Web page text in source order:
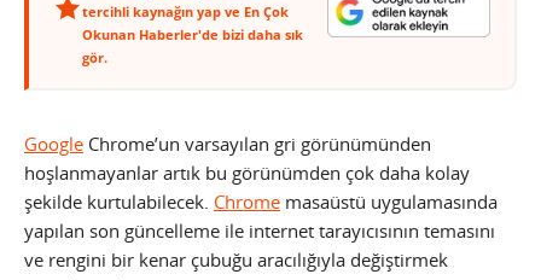
tercihli kaynağın yap ve En Çok
Okunan Haberler'de bizi daha sık
gör.
Google Chrome’un varsayılan gri görünümünden
hoşlanmayanlar artık bu görünümden çok daha kolay
şekilde kurtulabilecek. Chrome masaüstü uygulamasında
yapılan son güncelleme ile internet tarayıcısının temasını
ve rengini bir kenar çubuğu aracılığıyla değiştirmek